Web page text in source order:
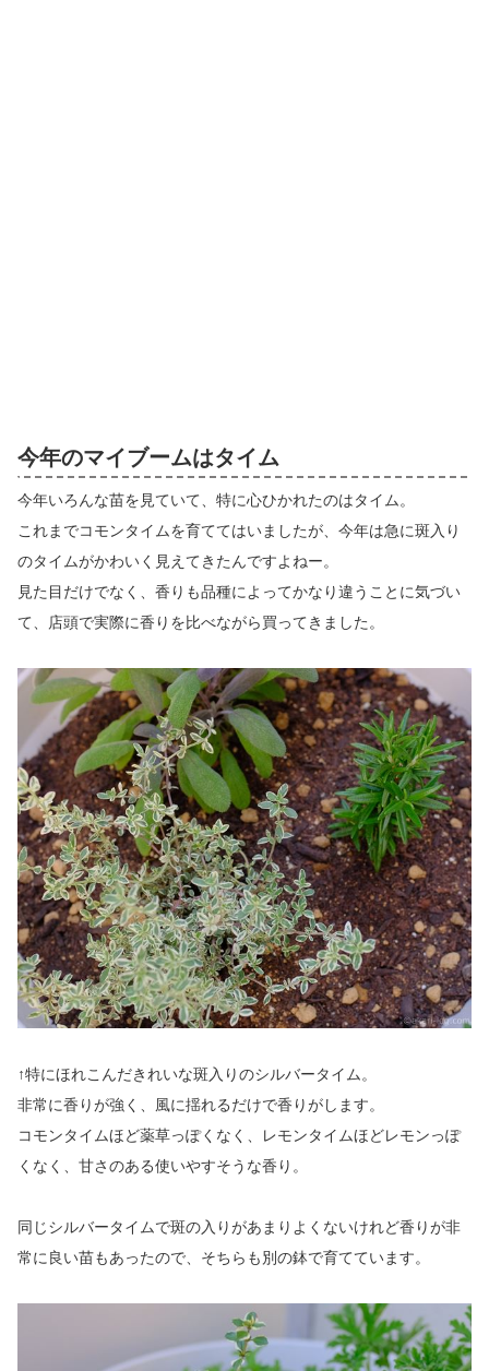
今年のマイブームはタイム
今年いろんな苗を見ていて、特に心ひかれたのはタイム。
これまでコモンタイムを育ててはいましたが、今年は急に斑入り
のタイムがかわいく見えてきたんですよねー。
見た目だけでなく、香りも品種によってかなり違うことに気づい
て、店頭で実際に香りを比べながら買ってきました。
↑特にほれこんだきれいな斑入りのシルバータイム。
非常に香りが強く、風に揺れるだけで香りがします。
コモンタイムほど薬草っぽくなく、レモンタイムほどレモンっぽ
くなく、甘さのある使いやすそうな香り。
同じシルバータイムで斑の入りがあまりよくないけれど香りが非
常に良い苗もあったので、そちらも別の鉢で育てています。